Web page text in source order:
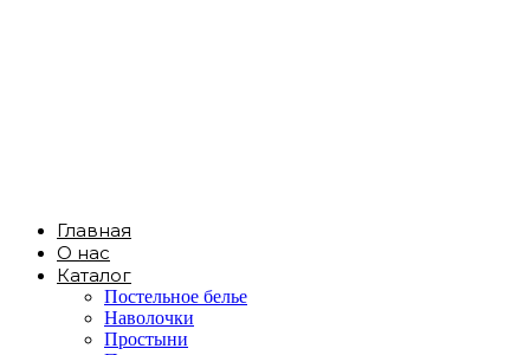
Главная
О нас
Каталог
Постельное белье
Наволочки
Простыни